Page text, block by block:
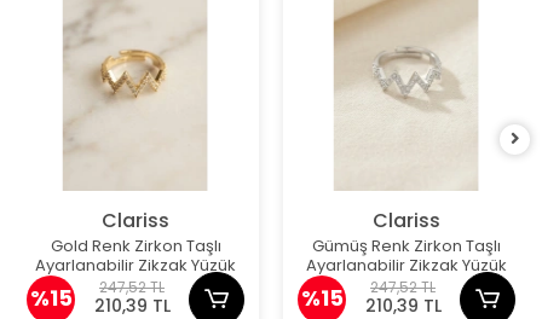
Clariss
Gold Renk Zirkon Taşlı
Ayarlanabilir Zikzak Yüzük
%15 247,52 TL
210,39 TL
Clariss
Gümüş Renk Zirkon Taşlı
Ayarlanabilir Zikzak Yüzük
%15 247,52 TL
210,39 TL